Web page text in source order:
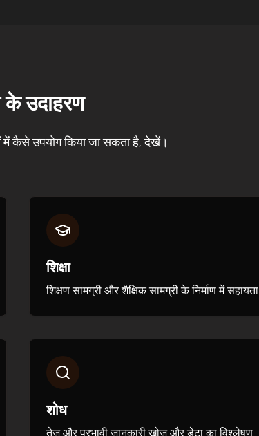
के उदाहरण
में कैसे उपयोग किया जा सकता है, देखें।
शिक्षा
शिक्षण सामग्री और शैक्षिक सामग्री के निर्माण में सहायता
शोध
तेज़ और प्रभावी जानकारी खोज और डेटा का विश्लेषण